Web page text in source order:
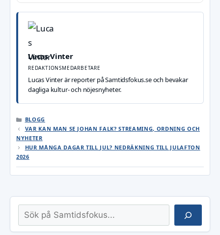
Lucas Vinter
REDAKTIONSMEDARBETARE
Lucas Vinter är reporter på Samtidsfokus.se och bevakar
dagliga kultur- och nöjesnyheter.
KATEGORIER
BLOGG
VAR KAN MAN SE JOHAN FALK? STREAMING, ORDNING OCH
NYHETER
HUR MÅNGA DAGAR TILL JUL? NEDRÄKNING TILL JULAFTON
2026
Sök